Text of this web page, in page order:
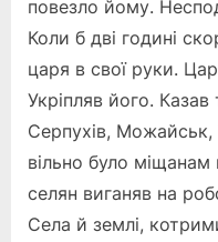
повезло йому.
Коли б дві годині
царя в свої руки.
Укріпляв його.
Серпухів, Можайськ,
вільно було міщанам
селян виганяв на
Села й землі,